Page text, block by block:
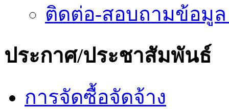
ติดต่อ-สอบถามข้อมูล
ประกาศ/ประชาสัมพันธ์
การจัดซื้อจัดจ้าง